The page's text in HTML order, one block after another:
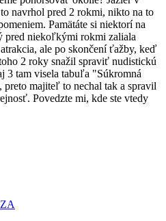
navrhol pred 2 rokmi, nikto na to
Pamätáte si niektorí na
pred niekoľkými rokmi zaliala
ale po skončení ťažby, keď
2 roky snažil spraviť nudistickú
3 tam visela tabuľa "Súkromná
majiteľ to nechal tak a spravil
Povedzte mi, kde ste vtedy